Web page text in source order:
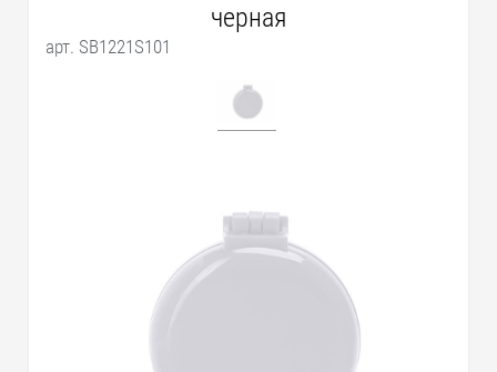
черная
арт. SB1221S101